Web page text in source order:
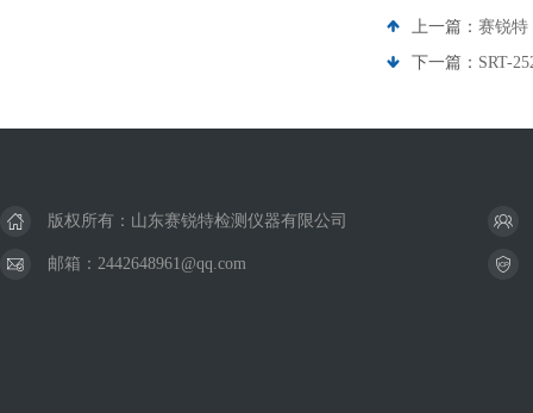
上一篇： 赛锐特
下一篇： SRT-
版权所有：山东赛锐特检测仪器有限公司
邮箱：2442648961@qq.com